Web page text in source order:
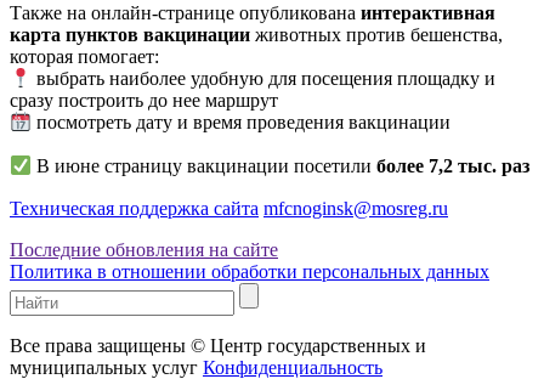
Также на онлайн-странице опубликована интерактивная
карта пунктов вакцинации животных против бешенства,
которая помогает:
выбрать наиболее удобную для посещения площадку и
сразу построить до нее маршрут
посмотреть дату и время проведения вакцинации
В июне страницу вакцинации посетилиболее 7,2 тыс. раз
Техническая поддержка сайта mfcnoginsk@mosreg.ru
Последние обновления на сайте
Политика в отношении обработки персональных данных
Все права защищены © Центр государственных и
муниципальных услуг Конфиденциальность